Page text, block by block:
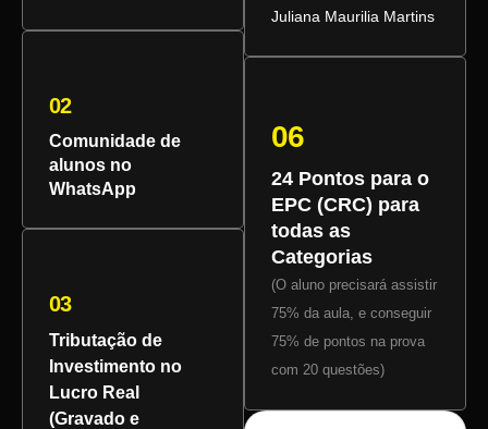
02
Comunidade de
alunos no
WhatsApp
03
Tributação de
Investimento no
Lucro Real
(Gravado e
Juliana Maurilia Martins
06
24 Pontos para o
EPC (CRC) para
todas as
Categorias
(O aluno precisará assistir
75% da aula, e conseguir
75% de pontos na prova
com 20 questões)